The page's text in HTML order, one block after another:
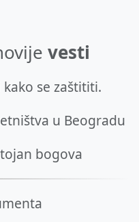
vesti
se zaštititi.
u Beogradu
bogova